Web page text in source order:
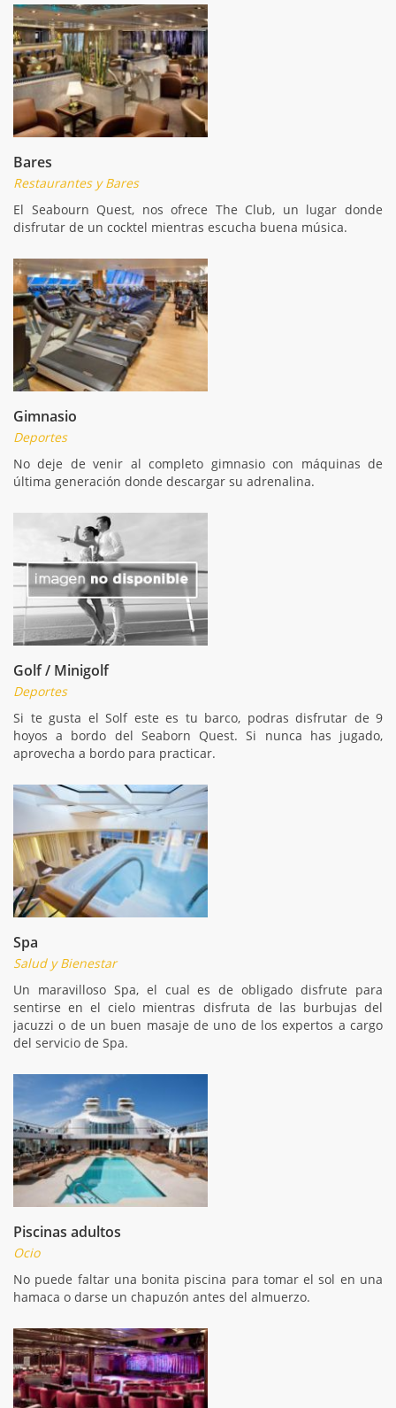
Bares
Restaurantes y Bares
El Seabourn Quest, nos ofrece The Club, un lugar donde
disfrutar de un cocktel mientras escucha buena música.
Gimnasio
Deportes
No deje de venir al completo gimnasio con máquinas de
última generación donde descargar su adrenalina.
Golf / Minigolf
Deportes
Si te gusta el Solf este es tu barco, podras disfrutar de 9
hoyos a bordo del Seaborn Quest. Si nunca has jugado,
aprovecha a bordo para practicar.
Spa
Salud y Bienestar
Un maravilloso Spa, el cual es de obligado disfrute para
sentirse en el cielo mientras disfruta de las burbujas del
jacuzzi o de un buen masaje de uno de los expertos a cargo
del servicio de Spa.
Piscinas adultos
Ocio
No puede faltar una bonita piscina para tomar el sol en una
hamaca o darse un chapuzón antes del almuerzo.